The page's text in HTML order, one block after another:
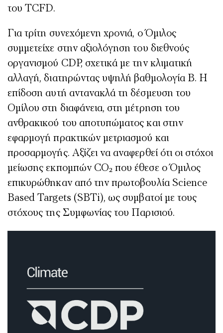
του TCFD.
Για τρίτη συνεχόμενη χρονιά, ο Όμιλος
συμμετείχε στην αξιολόγηση του διεθνούς
οργανισμού CDP, σχετικά με την κλιματική
αλλαγή, διατηρώντας υψηλή βαθμολογία Β. Η
επίδοση αυτή αντανακλά τη δέσμευση του
Ομίλου στη διαφάνεια, στη μέτρηση του
ανθρακικού του αποτυπώματος και στην
εφαρμογή πρακτικών μετριασμού και
προσαρμογής. Αξίζει να αναφερθεί ότι οι στόχοι
μείωσης εκπομπών CO₂ που έθεσε ο Όμιλος
επικυρώθηκαν από την πρωτοβουλία Science
Based Targets (SBTi), ως συμβατοί με τους
στόχους της Συμφωνίας του Παρισιού.